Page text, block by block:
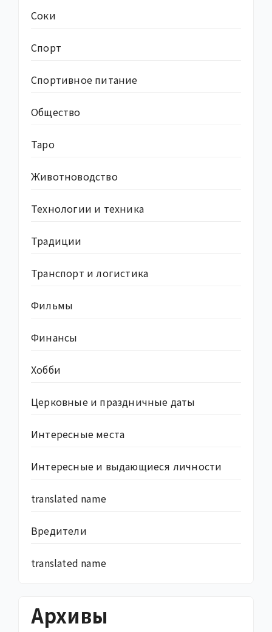
Соки
Спорт
Спортивное питание
Общество
Таро
Животноводство
Технологии и техника
Традиции
Транспорт и логистика
Фильмы
Финансы
Хобби
Церковные и праздничные даты
Интересные места
Интересные и выдающиеся личности
translated name
Вредители
translated name
Архивы